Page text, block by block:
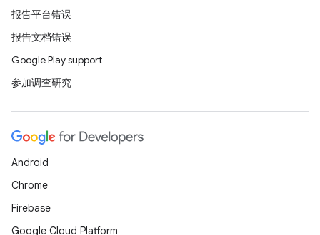
报告平台错误
报告文档错误
Google Play support
参加调查研究
Android
Chrome
Firebase
Google Cloud Platform